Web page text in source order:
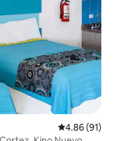
Calificación
4.86 (91)